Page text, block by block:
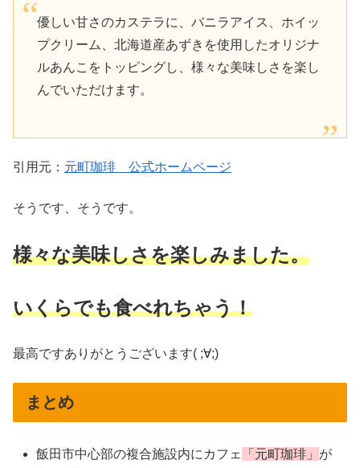
優しい甘さのカステラに、バニラアイス、ホイッ
プクリーム、北海道産あずきを使用したオリジナ
ルあんこをトッピングし、様々な美味しさを楽し
んでいただけます。
引用元： 元町珈琲 公式ホームページ
そうです、そうです。
様々な美味しさを楽しみました。
いくらでも食べれちゃう！
最高ですありがとうございます( ;∀;)
まとめ
飯田市中心部の複合施設内にカフェ 「元町珈琲」 が